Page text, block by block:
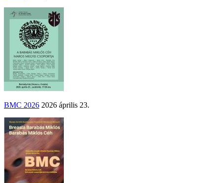
BMC 2026 2026 április 23.